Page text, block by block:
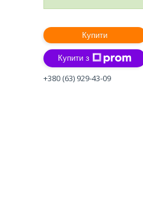
Купити
Купити з
+380 (63) 929-43-09